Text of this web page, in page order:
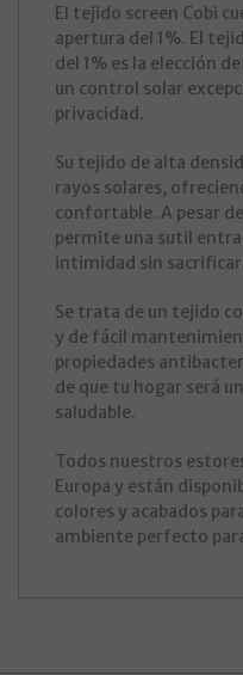
El tejido screen Cobi
apertura del 1%. El
del 1% es la elección
un control solar
privacidad.
Su tejido de alta
rayos solares,
confortable. A pesar
permite una sutil
intimidad sin
Se trata de un tejido
y de fácil
propiedades
de que tu hogar será
saludable.
Todos nuestros
Europa y están
colores y acabados
ambiente perfecto